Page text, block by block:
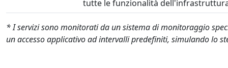
tutte le funzionalità
* I servizi sono monitorati da un sistema di monitoraggio
un accesso applicativo ad intervalli predefiniti, simulando lo